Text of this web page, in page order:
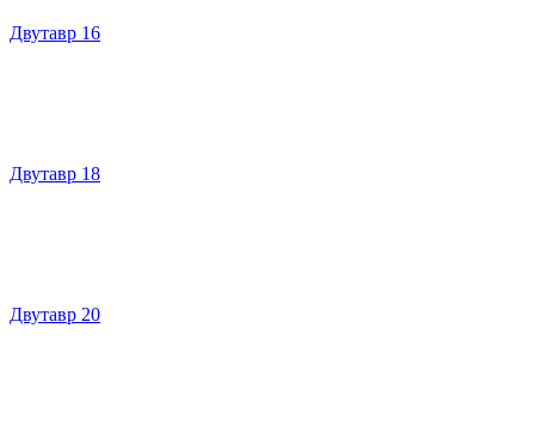
Двутавр 16
Двутавр 18
Двутавр 20